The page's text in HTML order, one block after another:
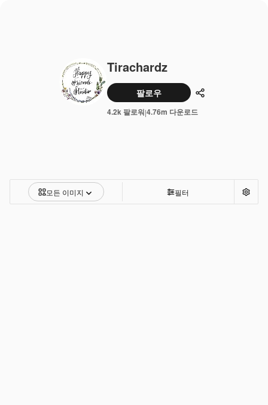
Tirachardz
팔로우 공유하기
4.2k 팔로워|4.76m 다운로드
모든 이미지 필터